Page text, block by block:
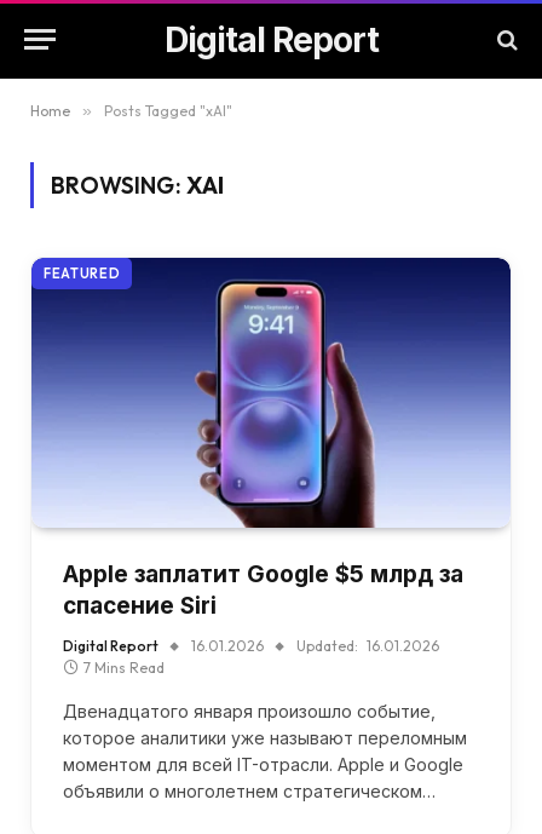
Digital Report
Home » Posts Tagged "xAI"
BROWSING: XAI
FEATURED
Apple заплатит Google $5 млрд за
спасение Siri
Digital Report 16.01.2026 Updated: 16.01.2026
7 Mins Read
Двенадцатого января произошло событие,
которое аналитики уже называют переломным
моментом для всей IT-отрасли. Apple и Google
объявили о многолетнем стратегическом…